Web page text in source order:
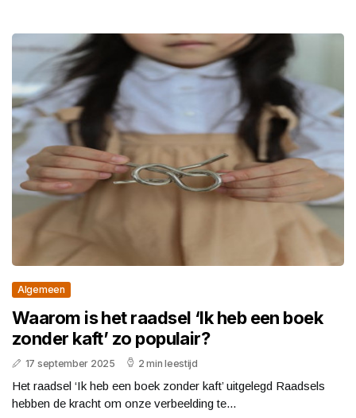
Algemeen
Waarom is het raadsel ‘Ik heb een boek
zonder kaft’ zo populair?
17 september 2025 2 min leestijd
Het raadsel ‘Ik heb een boek zonder kaft’ uitgelegd Raadsels
hebben de kracht om onze verbeelding te...